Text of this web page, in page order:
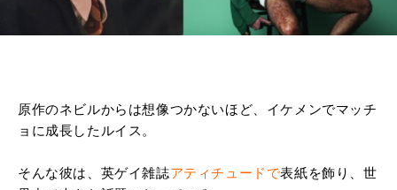
原作のネビルからは想像つかないほど、イケメンでマッチ
ョに成長したルイス。
そんな彼は、英ゲイ雑誌アティチュード で表紙を飾り、世